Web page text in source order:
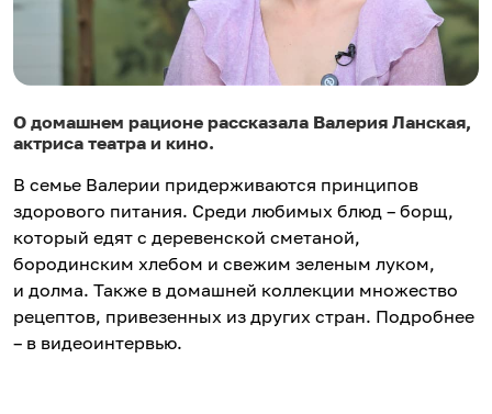
О домашнем рационе рассказала Валерия Ланская,
актриса театра и кино.
В семье Валерии придерживаются принципов
здорового питания. Среди любимых блюд – борщ,
который едят с деревенской сметаной,
бородинским хлебом и свежим зеленым луком,
и долма. Также в домашней коллекции множество
рецептов, привезенных из других стран. Подробнее
– в видеоинтервью.